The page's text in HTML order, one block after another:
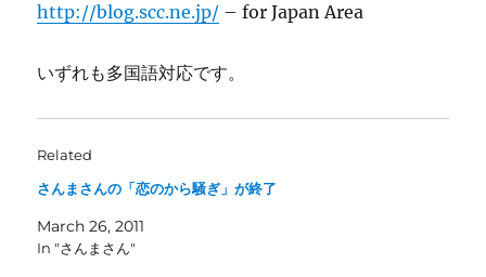
http://blog.scc.ne.jp/ – for Japan Area
いずれも多国語対応です。
Related
さんまさんの「恋のから騒ぎ」が終了
March 26, 2011
In "さんまさん"